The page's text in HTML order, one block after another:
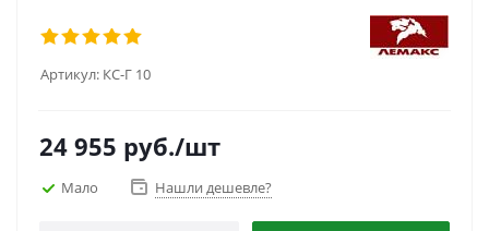
Артикул: КС-Г 10
24 955 руб./шт
Мало Нашли дешевле?